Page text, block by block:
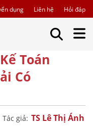
dụng Liên hệ Hỏi đáp
Toán
Có
Tác giả: TS Lê Thị Ánh